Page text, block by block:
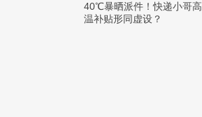
40℃暴晒派件！快递小哥高
温补贴形同虚设？